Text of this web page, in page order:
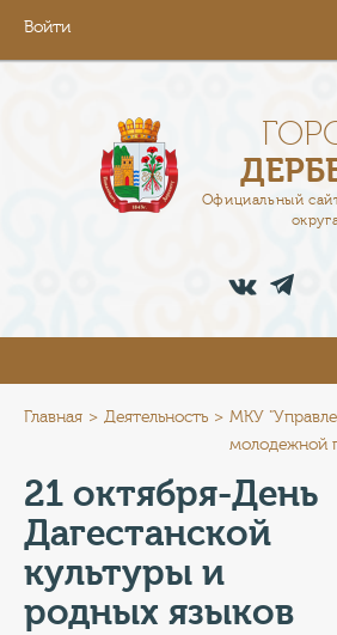
Войти
Официальный
АДМИНИСТРАЦИЯ
ПРЕСС-ЦЕНТР
ТУРИСТАМ
КОНТАКТЫ
ТАРИФЫ
Главная Деятельность
МКУ
молодежной
21 октября-День
Дагестанской
культуры и
родных языков